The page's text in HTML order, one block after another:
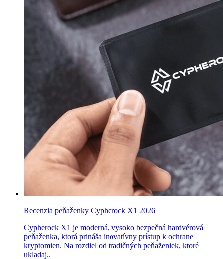
Recenzia peňaženky Cypherock X1 2026
Cypherock X1 je moderná, vysoko bezpečná hardvérová
peňaženka, ktorá prináša inovatívny prístup k ochrane
kryptomien. Na rozdiel od tradičných peňaženiek, ktoré
ukladaj..